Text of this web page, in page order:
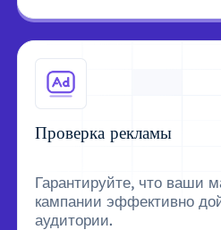
Проверка рекламы
Гарантируйте, что ваши
кампании эффективно
аудитории.